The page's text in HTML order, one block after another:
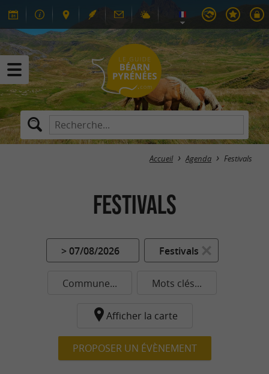
Accueil Agenda Festivals
Festivals
> 07/08/2026 Festivals
Commune... Mots clés...
Afficher la carte
PROPOSER UN ÉVÈNEMENT